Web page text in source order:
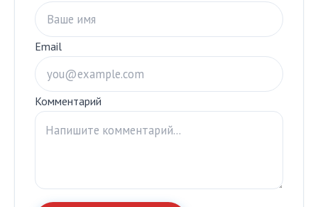
Email
Комментарий